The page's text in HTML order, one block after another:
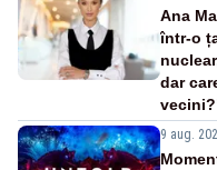
Ana
într-o
dar
9 aug.